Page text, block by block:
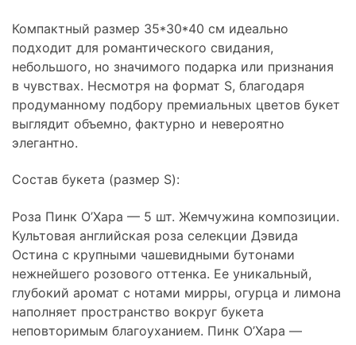
Компактный размер 35*30*40 см идеально
подходит для романтического свидания,
небольшого, но значимого подарка или признания
в чувствах. Несмотря на формат S, благодаря
продуманному подбору премиальных цветов букет
выглядит объемно, фактурно и невероятно
элегантно.
Состав букета (размер S):
Роза Пинк О’Хара — 5 шт. Жемчужина композиции.
Культовая английская роза селекции Дэвида
Остина с крупными чашевидными бутонами
нежнейшего розового оттенка. Ее уникальный,
глубокий аромат с нотами мирры, огурца и лимона
наполняет пространство вокруг букета
неповторимым благоуханием. Пинк О’Хара —